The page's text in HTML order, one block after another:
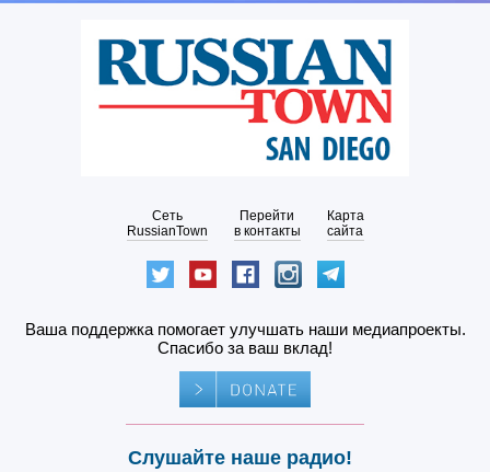
Сеть
RussianTown
Перейти
в контакты
Карта
сайта
Ваша поддержка помогает улучшать наши медиапроекты.
Спасибо за ваш вклад!
Слушайте наше радио!